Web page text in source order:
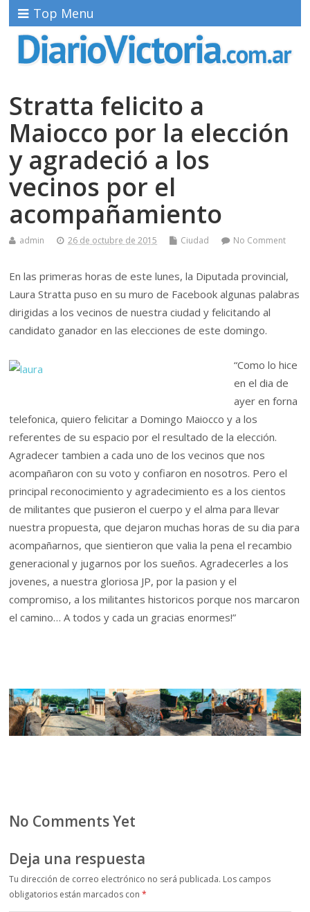
Top Menu
Stratta felicito a
Maiocco por la elección
y agradeció a los
vecinos por el
acompañamiento
admin 26 de octubre de 2015 Ciudad No Comment
En las primeras horas de este lunes, la Diputada provincial,
Laura Stratta puso en su muro de Facebook algunas palabras
dirigidas a los vecinos de nuestra ciudad y felicitando al
candidato ganador en las elecciones de este domingo.
“Como lo hice
en el dia de
ayer en forna
telefonica, quiero felicitar a Domingo Maiocco y a los
referentes de su espacio por el resultado de la elección.
Agradecer tambien a cada uno de los vecinos que nos
acompañaron con su voto y confiaron en nosotros. Pero el
principal reconocimiento y agradecimiento es a los cientos
de militantes que pusieron el cuerpo y el alma para llevar
nuestra propuesta, que dejaron muchas horas de su dia para
acompañarnos, que sientieron que valia la pena el recambio
generacional y jugarnos por los sueños. Agradecerles a los
jovenes, a nuestra gloriosa JP, por la pasion y el
compromiso, a los militantes historicos porque nos marcaron
el camino… A todos y cada un gracias enormes!”
No Comments Yet
Deja una respuesta
Tu dirección de correo electrónico no será publicada. Los campos
obligatorios están marcados con*